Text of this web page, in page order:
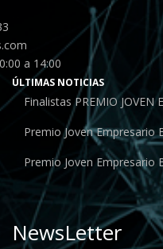
a 14:00
ÚLTIMAS NOTICIAS
Finalistas PREMIO JOVEN
Premio Joven Empresario
Premio Joven Empresario
NewsLetter